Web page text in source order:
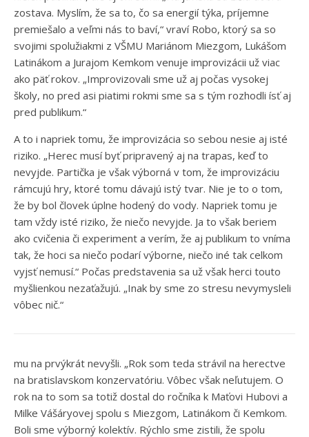
zostava. Myslím, že sa to, čo sa energií týka, príjemne
premiešalo a veľmi nás to baví,“ vraví Robo, ktorý sa so
svojimi spolužiakmi z VŠMU Mariánom Miezgom, Lukášom
Latinákom a Jurajom Kemkom venuje improvizácii už viac
ako päť rokov. „Improvizovali sme už aj počas vysokej
školy, no pred asi piatimi rokmi sme sa s tým rozhodli ísť aj
pred publikum.“
A to i napriek tomu, že improvizácia so sebou nesie aj isté
riziko. „Herec musí byť pripravený aj na trapas, keď to
nevyjde. Partička je však výborná v tom, že improvizáciu
rámcujú hry, ktoré tomu dávajú istý tvar. Nie je to o tom,
že by bol človek úplne hodený do vody. Napriek tomu je
tam vždy isté riziko, že niečo nevyjde. Ja to však beriem
ako cvičenia či experiment a verím, že aj publikum to vníma
tak, že hoci sa niečo podarí výborne, niečo iné tak celkom
vyjsť nemusí.“ Počas predstavenia sa už však herci touto
myšlienkou nezaťažujú. „Inak by sme zo stresu nevymysleli
vôbec nič.“
mu na prvýkrát nevyšli. „Rok som teda strávil na herectve
na bratislavskom konzervatóriu. Vôbec však neľutujem. O
rok na to som sa totiž dostal do ročníka k Maťovi Hubovi a
Milke Vášáryovej spolu s Miezgom, Latinákom či Kemkom.
Boli sme výborný kolektív. Rýchlo sme zistili, že spolu